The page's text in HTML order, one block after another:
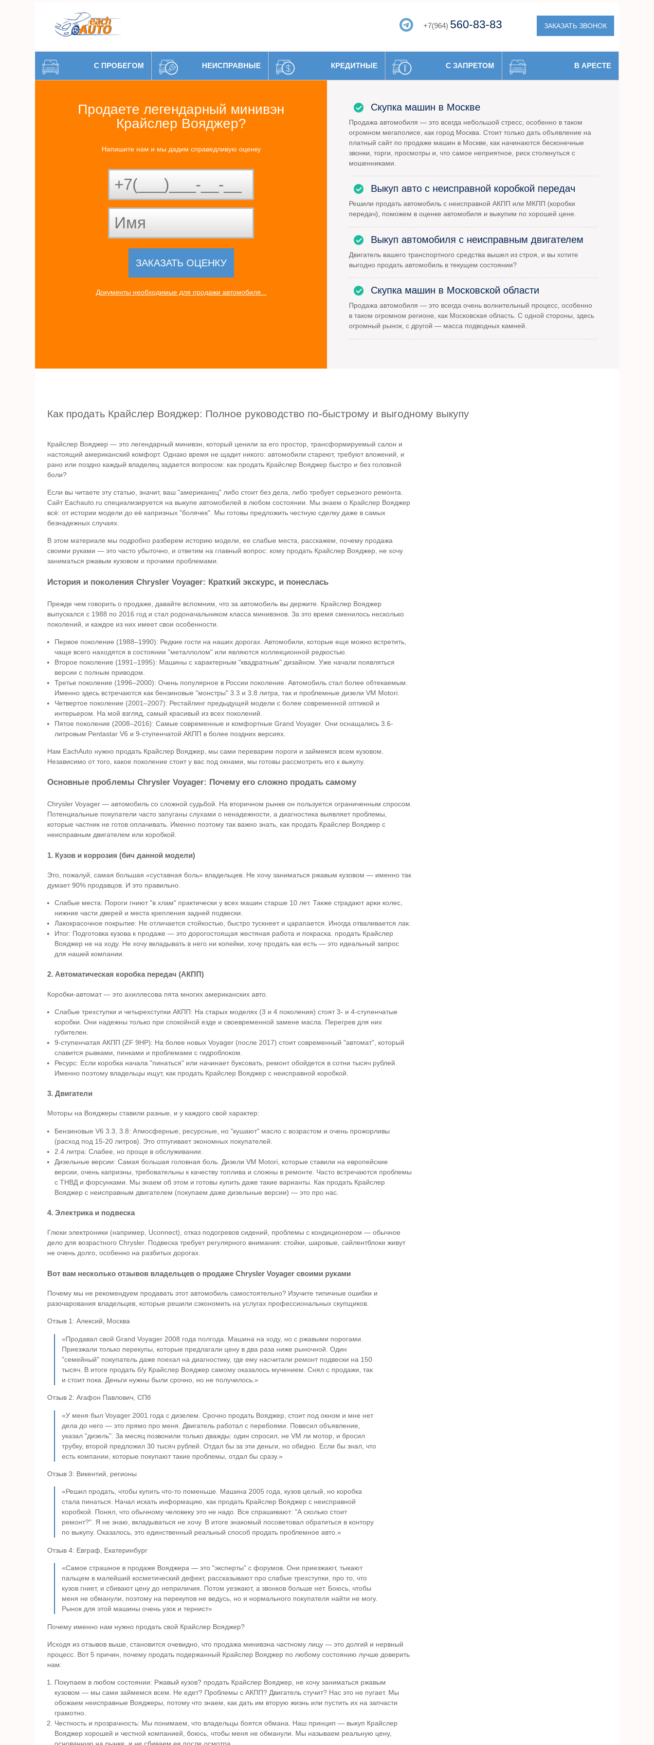
+7(964) 560-83-83 ЗАКАЗАТЬ ЗВОНОК
С ПРОБЕГОМ НЕИСПРАВНЫЕ КРЕДИТНЫЕ С ЗАПРЕТОМ В АРЕСТЕ
Продаете легендарный минивэн
Крайслер Вояджер?
Напишите нам и мы дадим справедливую оценку
Документы необходимые для продажи автомобиля...
Скупка машин в Москве
Продажа автомобиля — это всегда небольшой стресс, особенно в таком
огромном мегаполисе, как город Москва. Стоит только дать объявление на
платный сайт по продаже машин в Москве, как начинаются бесконечные
звонки, торги, просмотры и, что самое неприятное, риск столкнуться с
мошенниками.
Выкуп авто с неисправной коробкой передач
Решили продать автомобиль с неисправной АКПП или МКПП (коробки
передач), поможем в оценке автомобиля и выкупим по хорошей цене.
Выкуп автомобиля с неисправным двигателем
Двигатель вашего транспортного средства вышел из строя, и вы хотите
выгодно продать автомобиль в текущем состоянии?
Скупка машин в Московской области
Продажа автомобиля — это всегда очень волнительный процесс, особенно
в таком огромном регионе, как Московская область. С одной стороны, здесь
огромный рынок, с другой — масса подводных камней.
Как продать Крайслер Вояджер: Полное руководство по-быстрому и выгодному выкупу
Крайслер Вояджер — это легендарный минивэн, который ценили за его простор, трансформируемый салон и
настоящий американский комфорт. Однако время не щадит никого: автомобили стареют, требуют вложений, и
рано или поздно каждый владелец задается вопросом: как продать Крайслер Вояджер быстро и без головной
боли?
Если вы читаете эту статью, значит, ваш "американец" либо стоит без дела, либо требует серьезного ремонта.
Сайт Eachauto.ru специализируется на выкупе автомобилей в любом состоянии. Мы знаем о Крайслер Вояджер
всё: от истории модели до её капризных "болячек". Мы готовы предложить честную сделку даже в самых
безнадежных случаях.
В этом материале мы подробно разберем историю модели, ее слабые места, расскажем, почему продажа
своими руками — это часто убыточно, и ответим на главный вопрос: кому продать Крайслер Вояджер, не хочу
заниматься ржавым кузовом и прочими проблемами.
История и поколения Chrysler Voyager: Краткий экскурс, и понеслась
Прежде чем говорить о продаже, давайте вспомним, что за автомобиль вы держите. Крайслер Вояджер
выпускался с 1988 по 2016 год и стал родоначальником класса минивэнов. За это время сменилось несколько
поколений, и каждое из них имеет свои особенности.
Первое поколение (1988–1990): Редкие гости на наших дорогах. Автомобили, которые еще можно встретить,
чаще всего находятся в состоянии "металлолом" или являются коллекционной редкостью.
Второе поколение (1991–1995): Машины с характерным "квадратным" дизайном. Уже начали появляться
версии с полным приводом.
Третье поколение (1996–2000): Очень популярное в России поколение. Автомобиль стал более обтекаемым.
Именно здесь встречаются как бензиновые "монстры" 3.3 и 3.8 литра, так и проблемные дизели VM Motori.
Четвертое поколение (2001–2007): Рестайлинг предыдущей модели с более современной оптикой и
интерьером. На мой взгляд, самый красивый из всех поколений.
Пятое поколение (2008–2016): Самые современные и комфортные Grand Voyager. Они оснащались 3.6-
литровым Pentastar V6 и 9-ступенчатой АКПП в более поздних версиях.
Нам EachAuto нужно продать Крайслер Вояджер, мы сами переварим пороги и займемся всем кузовом.
Независимо от того, какое поколение стоит у вас под окнами, мы готовы рассмотреть его к выкупу.
Основные проблемы Chrysler Voyager: Почему его сложно продать самому
Chrysler Voyager — автомобиль со сложной судьбой. На вторичном рынке он пользуется ограниченным спросом.
Потенциальные покупатели часто запуганы слухами о ненадежности, а диагностика выявляет проблемы,
которые частник не готов оплачивать. Именно поэтому так важно знать, как продать Крайслер Вояджер с
неисправным двигателем или коробкой.
1. Кузов и коррозия (бич данной модели)
Это, пожалуй, самая большая «суставная боль» владельцев. Не хочу заниматься ржавым кузовом — именно так
думает 90% продавцов. И это правильно.
Слабые места: Пороги гниют "в хлам" практически у всех машин старше 10 лет. Также страдают арки колес,
нижние части дверей и места крепления задней подвески.
Лакокрасочное покрытие: Не отличается стойкостью, быстро тускнеет и царапается. Иногда отваливается лак.
Итог: Подготовка кузова к продаже — это дорогостоящая жестяная работа и покраска. продать Крайслер
Вояджер не на ходу. Не хочу вкладывать в него ни копейки, хочу продать как есть — это идеальный запрос
для нашей компании.
2. Автоматическая коробка передач (АКПП)
Коробки-автомат — это ахиллесова пята многих американских авто.
Слабые трехступки и четырехступки АКПП: На старых моделях (3 и 4 поколения) стоят 3- и 4-ступенчатые
коробки. Они надежны только при спокойной езде и своевременной замене масла. Перегрев для них
губителен.
9-ступенчатая АКПП (ZF 9HP): На более новых Voyager (после 2017) стоит современный "автомат", который
славится рывками, пинками и проблемами с гидроблоком.
Ресурс: Если коробка начала "пинаться" или начинает буксовать, ремонт обойдется в сотни тысяч рублей.
Именно поэтому владельцы ищут, как продать Крайслер Вояджер с неисправной коробкой.
3. Двигатели
Моторы на Вояджеры ставили разные, и у каждого свой характер:
Бензиновые V6 3.3, 3.8: Атмосферные, ресурсные, но "кушают" масло с возрастом и очень прожорливы
(расход под 15-20 литров). Это отпугивает экономных покупателей.
2.4 литра: Слабее, но проще в обслуживании.
Дизельные версии: Самая большая головная боль. Дизели VM Motori, которые ставили на европейские
версии, очень капризны, требовательны к качеству топлива и сложны в ремонте. Часто встречаются проблемы
с ТНВД и форсунками. Мы знаем об этом и готовы купить даже такие варианты. Как продать Крайслер
Вояджер с неисправным двигателем (покупаем даже дизельные версии) — это про нас.
4. Электрика и подвеска
Глюки электроники (например, Uconnect), отказ подогревов сидений, проблемы с кондиционером — обычное
дело для возрастного Chrysler. Подвеска требует регулярного внимания: стойки, шаровые, сайлентблоки живут
не очень долго, особенно на разбитых дорогах.
Вот вам несколько отзывов владельцев о продаже Chrysler Voyager своими руками
Почему мы не рекомендуем продавать этот автомобиль самостоятельно? Изучите типичные ошибки и
разочарования владельцев, которые решили сэкономить на услугах профессиональных скупщиков.
Отзыв 1: Алексий, Москва
«Продавал свой Grand Voyager 2008 года полгода. Машина на ходу, но с ржавыми порогами.
Приезжали только перекупы, которые предлагали цену в два раза ниже рыночной. Один
"семейный" покупатель даже поехал на диагностику, где ему насчитали ремонт подвески на 150
тысяч. В итоге продать б/у Крайслер Вояджер самому оказалось мучением. Снял с продажи, так
и стоит пока. Деньги нужны были срочно, но не получилось.»
Отзыв 2: Агафон Павлович, СПб
«У меня был Voyager 2001 года с дизелем. Срочно продать Вояджер, стоит под окном и мне нет
дела до него — это прямо про меня. Двигатель работал с перебоями. Повесил объявление,
указал "дизель". За месяц позвонили только дважды: один спросил, не VM ли мотор, и бросил
трубку, второй предложил 30 тысяч рублей. Отдал бы за эти деньги, но обидно. Если бы знал, что
есть компании, которые покупают такие проблемы, отдал бы сразу.»
Отзыв 3: Викентий, регионы
«Решил продать, чтобы купить что-то поменьше. Машина 2005 года, кузов целый, но коробка
стала пинаться. Начал искать информацию, как продать Крайслер Вояджер с неисправной
коробкой. Понял, что обычному человеку это не надо. Все спрашивают: "А сколько стоит
ремонт?". Я не знаю, вкладываться не хочу. В итоге знакомый посоветовал обратиться в контору
по выкупу. Оказалось, это единственный реальный способ продать проблемное авто.»
Отзыв 4: Евграф, Екатеринбург
«Самое страшное в продаже Вояджера — это "эксперты" с форумов. Они приезжают, тыкают
пальцем в малейший косметический дефект, рассказывают про слабые трехступки, про то, что
кузов гниет, и сбивают цену до неприличия. Потом уезжают, а звонков больше нет. Боюсь, чтобы
меня не обманули, поэтому на перекупов не ведусь, но и нормального покупателя найти не могу.
Рынок для этой машины очень узок и тернист»
Почему именно нам нужно продать свой Крайслер Вояджер?
Исходя из отзывов выше, становится очевидно, что продажа минивэна частному лицу — это долгий и нервный
процесс. Вот 5 причин, почему продать подержанный Крайслер Вояджер по любому состоянию лучше доверить
нам:
Покупаем в любом состоянии: Ржавый кузов? продать Крайслер Вояджер, не хочу заниматься ржавым
кузовом — мы сами займемся всем. Не едет? Проблемы с АКПП? Двигатель стучит? Нас это не пугает. Мы
обожаем неисправные Вояджеры, потому что знаем, как дать им вторую жизнь или пустить их на запчасти
грамотно.
Честность и прозрачность: Мы понимаем, что владельцы боятся обмана. Наш принцип — выкуп Крайслер
Вояджер хорошей и честной компанией, боюсь, чтобы меня не обманули. Мы называем реальную цену,